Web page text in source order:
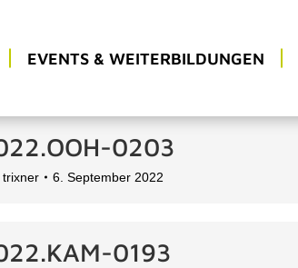
EVENTS & WEITERBILDUNGEN
0203
trixner 6. September 2022
0193